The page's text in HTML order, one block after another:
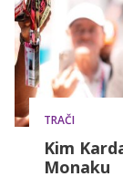
TRAČI
Kim
Monaku